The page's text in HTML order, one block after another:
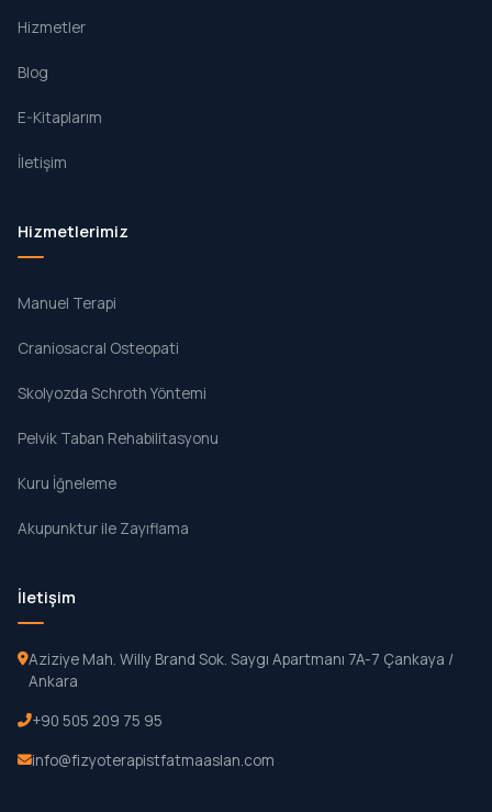
Hizmetler
Blog
E-Kitaplarım
İletişim
Hizmetlerimiz
Manuel Terapi
Craniosacral Osteopati
Skolyozda Schroth Yöntemi
Pelvik Taban Rehabilitasyonu
Kuru İğneleme
Akupunktur ile Zayıflama
İletişim
Aziziye Mah. Willy Brand Sok. Saygı Apartmanı 7A-7 Çankaya /
Ankara
+90 505 209 75 95
info@fizyoterapistfatmaaslan.com